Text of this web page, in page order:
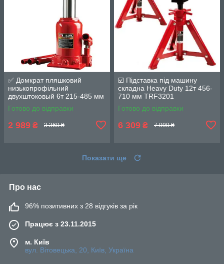
✅ Домкрат пляшковий
низькопрофільний
двухштоковый 6т 215-485 мм
TF0602 TORIN TF0602
Готово до відправки
2 989 ₴ 3 360 ₴
☑️ Підставка під машину
складна Heavy Duty 12т 456-
710 мм TRF3201
Готово до відправки
6 309 ₴ 7 090 ₴
Показати ще
Про нас
96% позитивних з 28 відгуків за рік
Працює з 23.11.2015
м. Київ
вул. Вітовецька, 20, Київ, Україна